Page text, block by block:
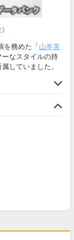
)
を務めた「山本美
ーなスタイルの持
していました。